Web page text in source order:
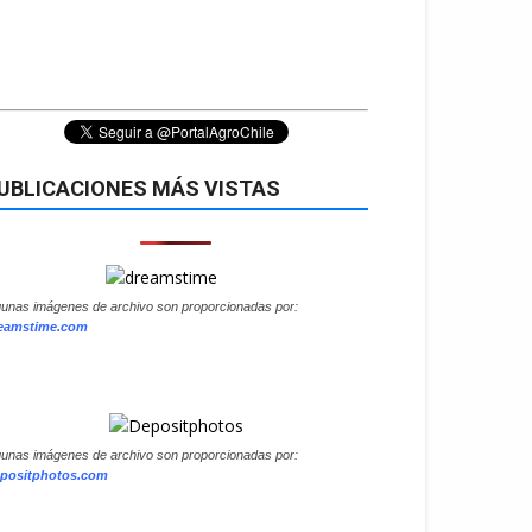
MÁS VISTAS
imágenes de archivo son proporcionadas por:
imágenes de archivo son proporcionadas por: